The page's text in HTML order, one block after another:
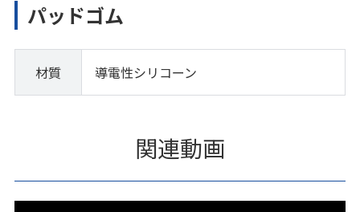
パッドゴム
材質 導電性シリコーン
関連動画